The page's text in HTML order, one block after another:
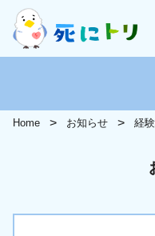
Home お知らせ 経